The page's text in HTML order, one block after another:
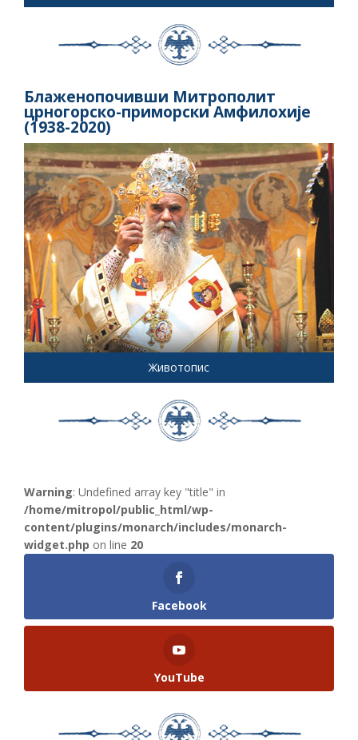
Блаженопочивши Митрополит
црногорско-приморски Амфилохије
(1938-2020)
Животопис
Warning: Undefined array key "title" in
/home/mitropol/public_html/wp-
content/plugins/monarch/includes/monarch-
widget.php on line 20
Facebook
YouTube